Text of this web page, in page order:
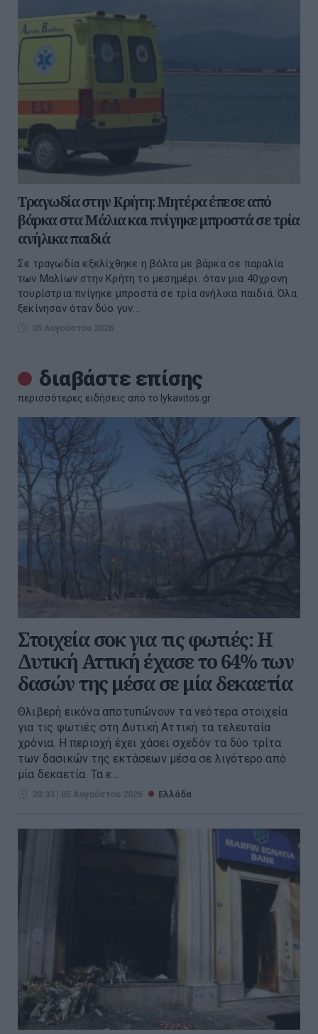
Τραγωδία στην Κρήτη: Μητέρα έπεσε από
βάρκα στα Μάλια και πνίγηκε μπροστά σε τρία
ανήλικα παιδιά
Σε τραγωδία εξελίχθηκε η βόλτα με βάρκα σε παραλία
των Μαλίων στην Κρήτη το μεσημέρι. όταν μια 40χρονη
τουρίστρια πνίγηκε μπροστά σε τρία ανήλικα παιδιά. Όλα
ξεκίνησαν όταν δύο γυν...
05 Αυγούστου 2026
διαβάστε επίσης
περισσότερες ειδήσεις από το lykavitos.gr
Στοιχεία σοκ για τις φωτιές: Η
Δυτική Αττική έχασε το 64% των
δασών της μέσα σε μία δεκαετία
Θλιβερή εικόνα αποτυπώνουν τα νεότερα στοιχεία
για τις φωτιές στη Δυτική Αττική τα τελευταία
χρόνια. Η περιοχή έχει χάσει σχεδόν τα δύο τρίτα
των δασικών της εκτάσεων μέσα σε λιγότερο από
μία δεκαετία. Τα ε...
20:33 | 05 Αυγούστου 2026 Ελλάδα